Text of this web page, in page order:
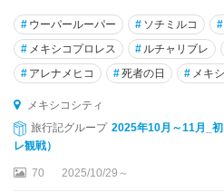
モ
ン
テ
・
ア
ル
バ
遺
# ウーパールーパー # ソチミルコ #
# メキシコプロレス # ルチャリブレ
# アレナメヒコ #死者の日 # メキ
メキシコシティ
旅行記グループ 2025年10月～11月_
レ観戦）
70 2025/10/29～